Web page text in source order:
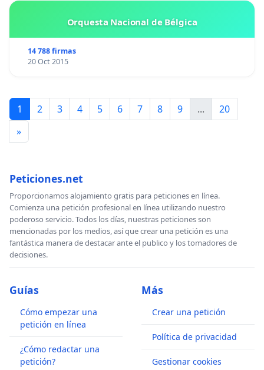
Orquesta Nacional de Bélgica
14 788 firmas
20 Oct 2015
1 2 3 4 5 6 7 8 9 ...
20
»
Peticiones.net
Proporcionamos alojamiento gratis para peticiones en línea.
Comienza una petición profesional en línea utilizando nuestro
poderoso servicio. Todos los días, nuestras peticiones son
mencionadas por los medios, así que crear una petición es una
fantástica manera de destacar ante el publico y los tomadores de
decisiones.
Guías
Cómo empezar una
petición en línea
¿Cómo redactar una
petición?
Más
Crear una petición
Política de privacidad
Gestionar cookies